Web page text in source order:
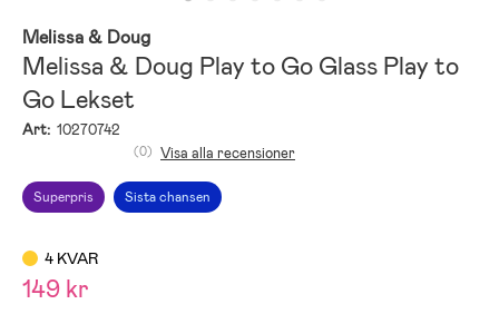
Melissa & Doug
Melissa & Doug Play to Go Glass Play to
Go Lekset
Art: 10270742
Superpris Sista chansen
(0) Visa alla recensioner
4 KVAR
149 kr